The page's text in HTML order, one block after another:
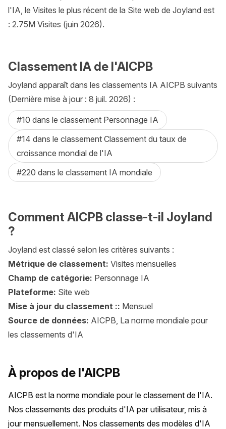
l'IA, le Visites le plus récent de la Site web de Joyland est
: 2.75M Visites (juin 2026).
Classement IA de l'AICPB
Joyland apparaît dans les classements IA AICPB suivants
(Dernière mise à jour : 8 juil. 2026) :
#10 dans le classement Personnage IA
#14 dans le classement Classement du taux de
croissance mondial de l'IA
#220 dans le classement IA mondiale
Comment AICPB classe-t-il Joyland
?
Joyland est classé selon les critères suivants :
Métrique de classement: Visites mensuelles
Champ de catégorie: Personnage IA
Plateforme: Site web
Mise à jour du classement :: Mensuel
Source de données: AICPB, La norme mondiale pour
les classements d'IA
À propos de l'AICPB
AICPB est la norme mondiale pour le classement de l'IA.
Nos classements des produits d'IA par utilisateur, mis à
jour mensuellement. Nos classements des modèles d'IA